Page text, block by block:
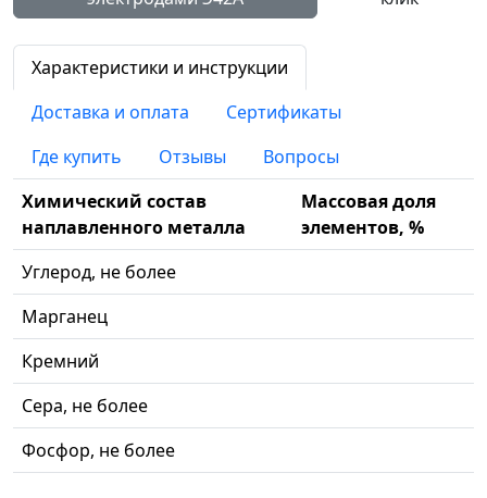
Характеристики и инструкции
Доставка и оплата
Сертификаты
Где купить
Отзывы
Вопросы
Химический состав
наплавленного металла
Массовая доля
элементов, %
Углерод, не более
Марганец
Кремний
Сера, не более
Фосфор, не более